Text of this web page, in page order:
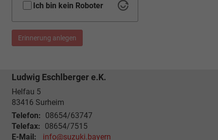
Ich bin kein Roboter
Erinnerung anlegen
Ludwig Eschlberger e.K.
Helfau 5
83416 Surheim
Telefon: 08654/63747
Telefax: 08654/7515
E-Mail:
info@suzuki.bayern